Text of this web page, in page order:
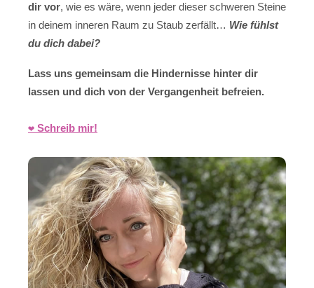
dir vor, wie es wäre, wenn jeder dieser schweren Steine
in deinem inneren Raum zu Staub zerfällt… Wie fühlst
du dich dabei?
Lass uns gemeinsam die Hindernisse hinter dir
lassen und dich von der Vergangenheit befreien.
❤️ Schreib mir!